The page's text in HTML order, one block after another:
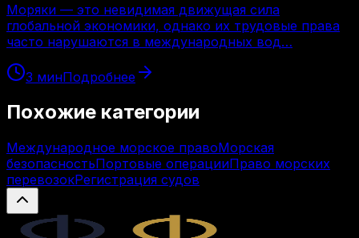
Моряки — это невидимая движущая сила
глобальной экономики, однако их трудовые права
часто нарушаются в международных вод…
3 минПодробнее
Похожие категории
Международное морское правоМорская
безопасностьПортовые операцииПраво морских
перевозокРегистрация судов